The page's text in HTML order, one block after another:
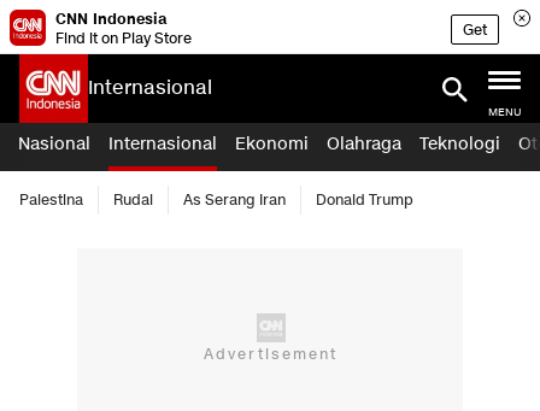
CNN Indonesia
Find it on Play Store
Get
Internasional
MENU
Nasional Internasional Ekonomi Olahraga Teknologi
Palestina Rudal As Serang Iran Donald Trump